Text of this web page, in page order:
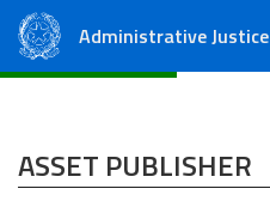
Administrative Justice
ASSET PUBLISHER